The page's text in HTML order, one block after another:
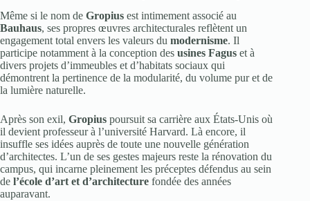
Même si le nom de Gropius est intimement associé au
Bauhaus, ses propres œuvres architecturales reflètent un
engagement total envers les valeurs du modernisme. Il
participe notamment à la conception des usines Fagus et à
divers projets d’immeubles et d’habitats sociaux qui
démontrent la pertinence de la modularité, du volume pur et de
la lumière naturelle.
Après son exil, Gropius poursuit sa carrière aux États-Unis où
il devient professeur à l’université Harvard. Là encore, il
insuffle ses idées auprès de toute une nouvelle génération
d’architectes. L’un de ses gestes majeurs reste la rénovation du
campus, qui incarne pleinement les préceptes défendus au sein
de l’école d’art et d’architecture fondée des années
auparavant.